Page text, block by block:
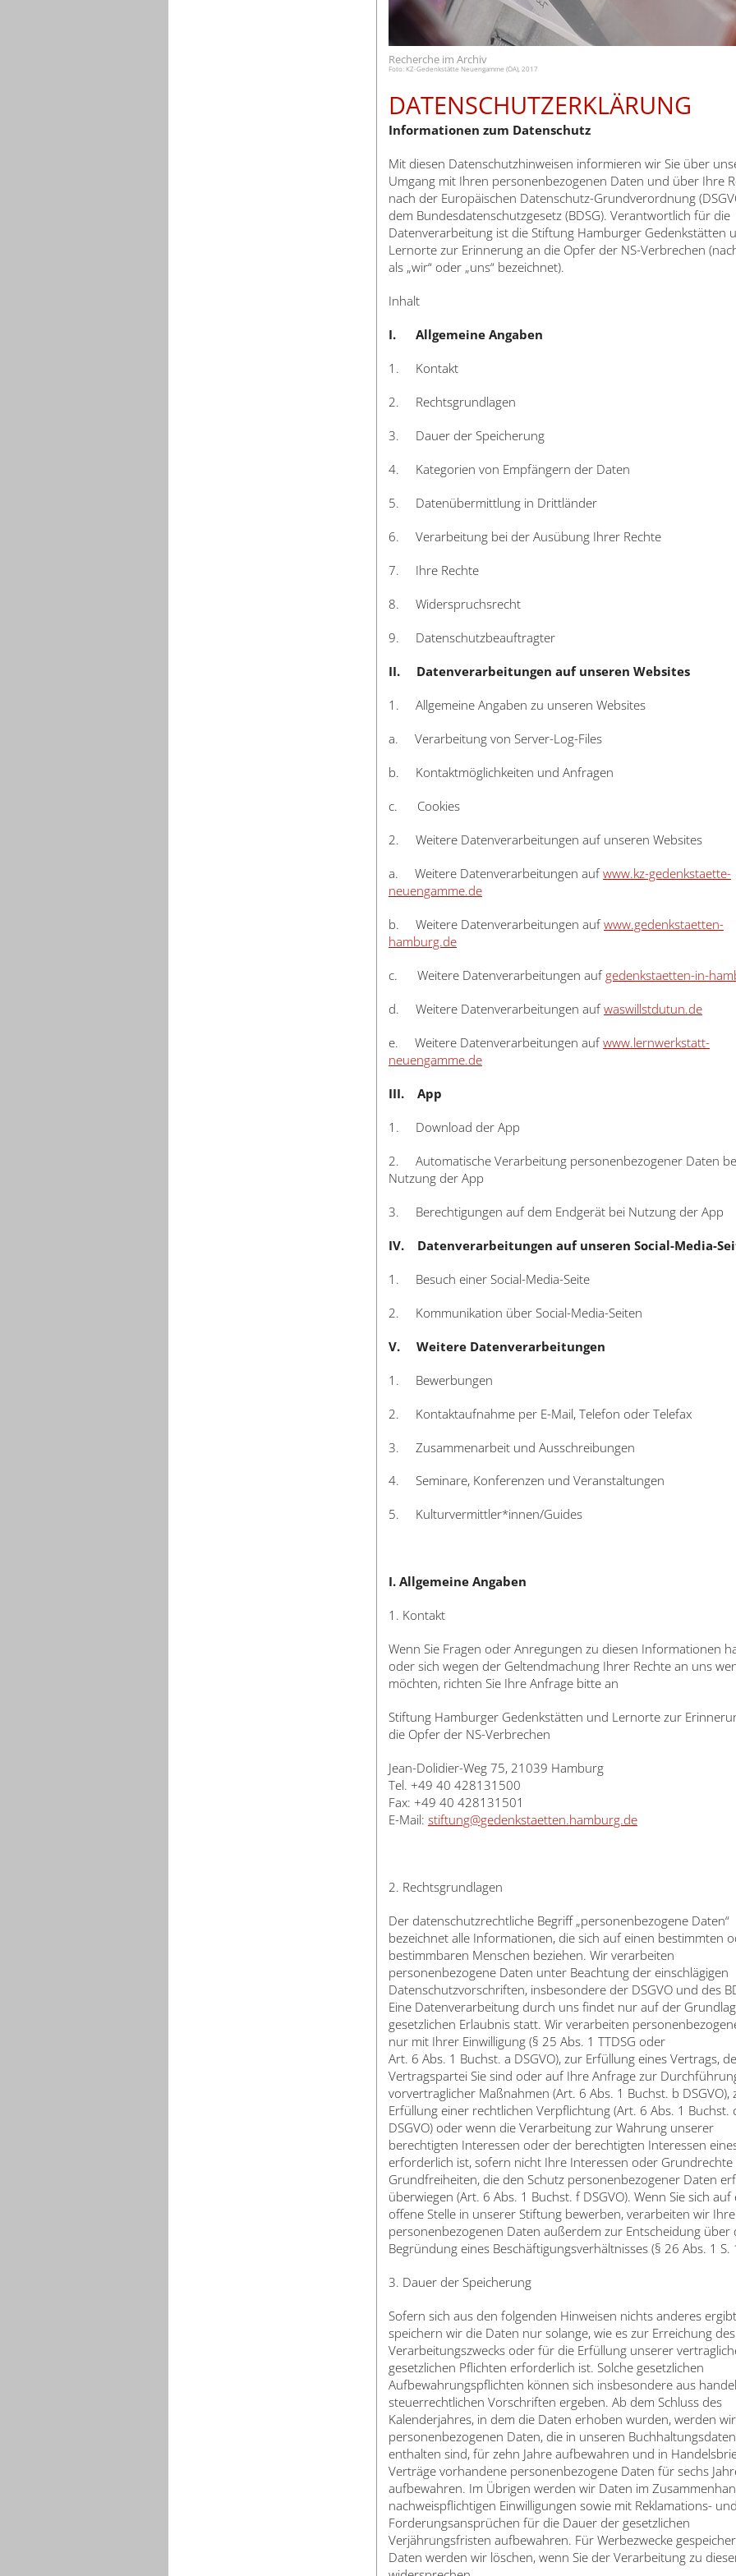
日本語
Recherche im Archiv
Foto: KZ-Gedenkstätte Neuengamme (ÖA), 2017
DATENSCHUTZERKLÄRUNG
Informationen zum Datenschutz
Mit diesen Datenschutzhinweisen informieren wir Sie über
Umgang mit Ihren personenbezogenen Daten und über Ihre
nach der Europäischen Datenschutz-Grundverordnung
dem Bundesdatenschutzgesetz (BDSG). Verantwortlich für die
Datenverarbeitung ist die Stiftung Hamburger Gedenkstätten
Lernorte zur Erinnerung an die Opfer der NS-Verbrechen
als „wir“ oder „uns“ bezeichnet).
Inhalt
I. Allgemeine Angaben
1. Kontakt
2. Rechtsgrundlagen
3. Dauer der Speicherung
4. Kategorien von Empfängern der Daten
5. Datenübermittlung in Drittländer
6. Verarbeitung bei der Ausübung Ihrer Rechte
7. Ihre Rechte
8. Widerspruchsrecht
9. Datenschutzbeauftragter
II. Datenverarbeitungen auf unseren Websites
1. Allgemeine Angaben zu unseren Websites
a. Verarbeitung von Server-Log-Files
b. Kontaktmöglichkeiten und Anfragen
c. Cookies
2. Weitere Datenverarbeitungen auf unseren Websites
a. Weitere Datenverarbeitungen aufwww.kz-gedenkstaette-
neuengamme.de
b. Weitere Datenverarbeitungen aufwww.gedenkstaetten-
hamburg.de
c. Weitere Datenverarbeitungen auf gedenkstaetten-in-
d. Weitere Datenverarbeitungen aufwaswillstdutun.de
e. Weitere Datenverarbeitungen aufwww.lernwerkstatt-
neuengamme.de
III. App
1. Download der App
2. Automatische Verarbeitung personenbezogener Daten
Nutzung der App
3. Berechtigungen auf dem Endgerät bei Nutzung der App
IV. Datenverarbeitungen auf unseren Social-Media-
1. Besuch einer Social-Media-Seite
2. Kommunikation über Social-Media-Seiten
V. Weitere Datenverarbeitungen
1. Bewerbungen
2. Kontaktaufnahme per E-Mail, Telefon oder Telefax
3. Zusammenarbeit und Ausschreibungen
4. Seminare, Konferenzen und Veranstaltungen
5. Kulturvermittler*innen/Guides
I. Allgemeine Angaben
1. Kontakt
Wenn Sie Fragen oder Anregungen zu diesen Informationen
oder sich wegen der Geltendmachung Ihrer Rechte an uns
möchten, richten Sie Ihre Anfrage bitte an
Stiftung Hamburger Gedenkstätten und Lernorte zur
die Opfer der NS-Verbrechen
Jean-Dolidier-Weg 75, 21039 Hamburg
Tel. +49 40 428131500
Fax: +49 40 428131501
E-Mail: stiftung@gedenkstaetten.hamburg.de
2. Rechtsgrundlagen
Der datenschutzrechtliche Begriff „personenbezogene Daten“
bezeichnet alle Informationen, die sich auf einen bestimmten
bestimmbaren Menschen beziehen. Wir verarbeiten
personenbezogene Daten unter Beachtung der einschlägigen
Datenschutzvorschriften, insbesondere der DSGVO und des
Eine Datenverarbeitung durch uns findet nur auf der
gesetzlichen Erlaubnis statt. Wir verarbeiten
nur mit Ihrer Einwilligung (§ 25 Abs. 1 TTDSG oder
Art. 6 Abs. 1 Buchst. a DSGVO), zur Erfüllung eines Vertrags,
Vertragspartei Sie sind oder auf Ihre Anfrage zur
vorvertraglicher Maßnahmen (Art. 6 Abs. 1 Buchst. b DSGVO),
Erfüllung einer rechtlichen Verpflichtung (Art. 6 Abs. 1 Buchst.
DSGVO) oder wenn die Verarbeitung zur Wahrung unserer
berechtigten Interessen oder der berechtigten Interessen
erforderlich ist, sofern nicht Ihre Interessen oder Grundrechte
Grundfreiheiten, die den Schutz personenbezogener Daten
überwiegen (Art. 6 Abs. 1 Buchst. f DSGVO). Wenn Sie sich auf
offene Stelle in unserer Stiftung bewerben, verarbeiten wir Ihre
personenbezogenen Daten außerdem zur Entscheidung über
Begründung eines Beschäftigungsverhältnisses (§ 26 Abs. 1 S.
3. Dauer der Speicherung
Sofern sich aus den folgenden Hinweisen nichts anderes
speichern wir die Daten nur solange, wie es zur Erreichung des
Verarbeitungszwecks oder für die Erfüllung unserer
gesetzlichen Pflichten erforderlich ist. Solche gesetzlichen
Aufbewahrungspflichten können sich insbesondere aus
steuerrechtlichen Vorschriften ergeben. Ab dem Schluss des
Kalenderjahres, in dem die Daten erhoben wurden, werden
personenbezogenen Daten, die in unseren Buchhaltungsdaten
enthalten sind, für zehn Jahre aufbewahren und in
Verträge vorhandene personenbezogene Daten für sechs
aufbewahren. Im Übrigen werden wir Daten im
nachweispflichtigen Einwilligungen sowie mit Reklamations- und
Forderungsansprüchen für die Dauer der gesetzlichen
Verjährungsfristen aufbewahren. Für Werbezwecke
Daten werden wir löschen, wenn Sie der Verarbeitung zu